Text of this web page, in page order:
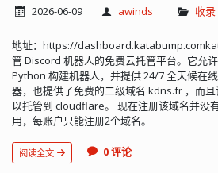
Apple Intelligence 之上，也就是此前介
2026-06-09 awinds 收录
地址：https://
管 Discord 机器人的免费云托管平台。它允
Python 构建机器人，并提供 24/7 全天候在
器，也提供了免费的二级域名 kdns.fr ，而
以托管到 cloudflare。 现在注册该域名并没
用，每账户只能注册2个域名。
阅读全文 0 评论